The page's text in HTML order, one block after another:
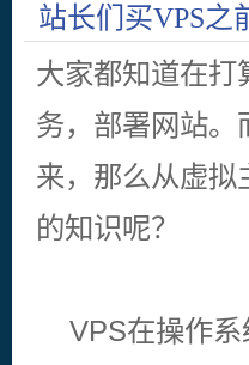
站长们买VPS之
大家都知道在打
务，部署网站。
来，那么从虚拟
的知识呢？
VPS在操作系